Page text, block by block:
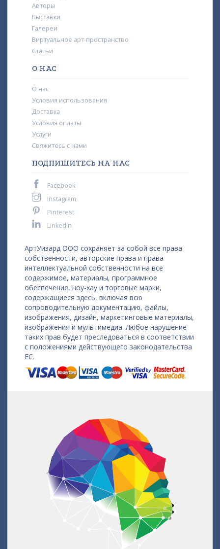
Авторы
Выставки
Галереи
Виртуальное арт-пространство
Статьи
О НАС
О нас
Условия использования
Доставка
Условия оплаты
Услуги
Свяжитесь с нами
ПОДПИШИТЕСЬ НА НАС
Facebook
Instagram
Pinterest
LinkedIn
АртУизард ООО сохраняет за собой все права
собственности, авторские права и права
интеллектуальной собственности на все
содержимое, материалы, программное
обеспечение, ноу-хау и торговые марки,
содержащиеся здесь, включая всю
сопроводительную документацию, файлы,
изображения, дизайн, маркетинговые материалы,
изображения и мультимедиа. Любое нарушение
таких прав будет преследоваться в соответствии
с положениями действующего законодательства
ЕС.